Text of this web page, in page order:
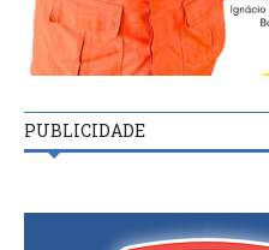
PUBLICIDADE